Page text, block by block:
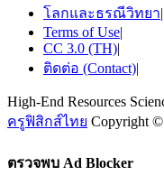
โลกและธรณีวิทยา|
Terms of Use|
CC 3.0 (TH)|
ติดต่อ (Contact)|
High-End Resources
ครูฟิสิกส์ไทย Copyright ©
ตรวจพบ Ad Blocker